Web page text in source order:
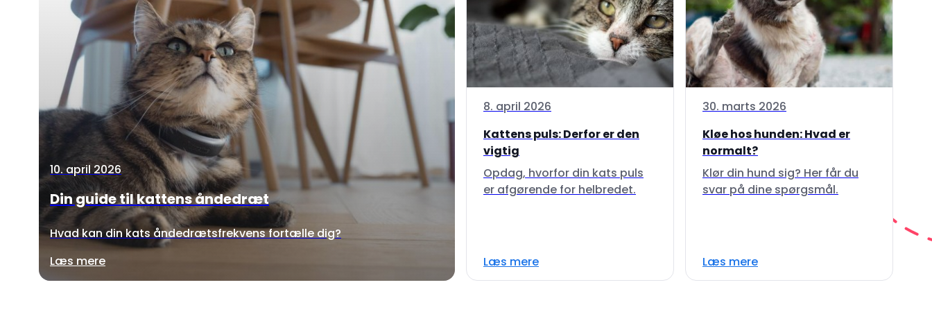
10. april 2026
Din guide til kattens åndedræt
Hvad kan din kats åndedrætsfrekvens fortælle dig?
Læs mere
8. april 2026
Kattens puls: Derfor er den
vigtig
Opdag, hvorfor din kats puls
er afgørende for helbredet.
Læs mere
30. marts 2026
Kløe hos hunden: Hvad er
normalt?
Klør din hund sig? Her får du
svar på dine spørgsmål.
Læs mere